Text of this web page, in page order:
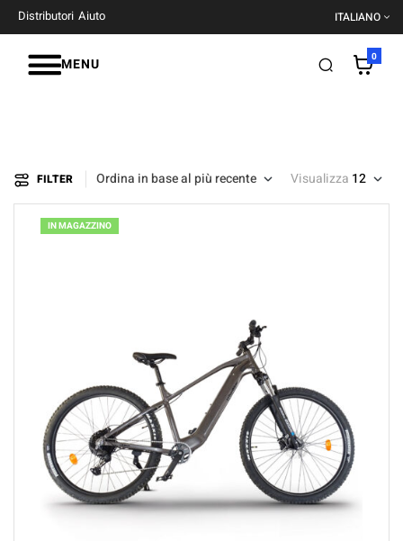
Distributori Aiuto ITALIANO
MENU 0
FILTER Ordina in base al più recente Visualizza 12
IN MAGAZZINO